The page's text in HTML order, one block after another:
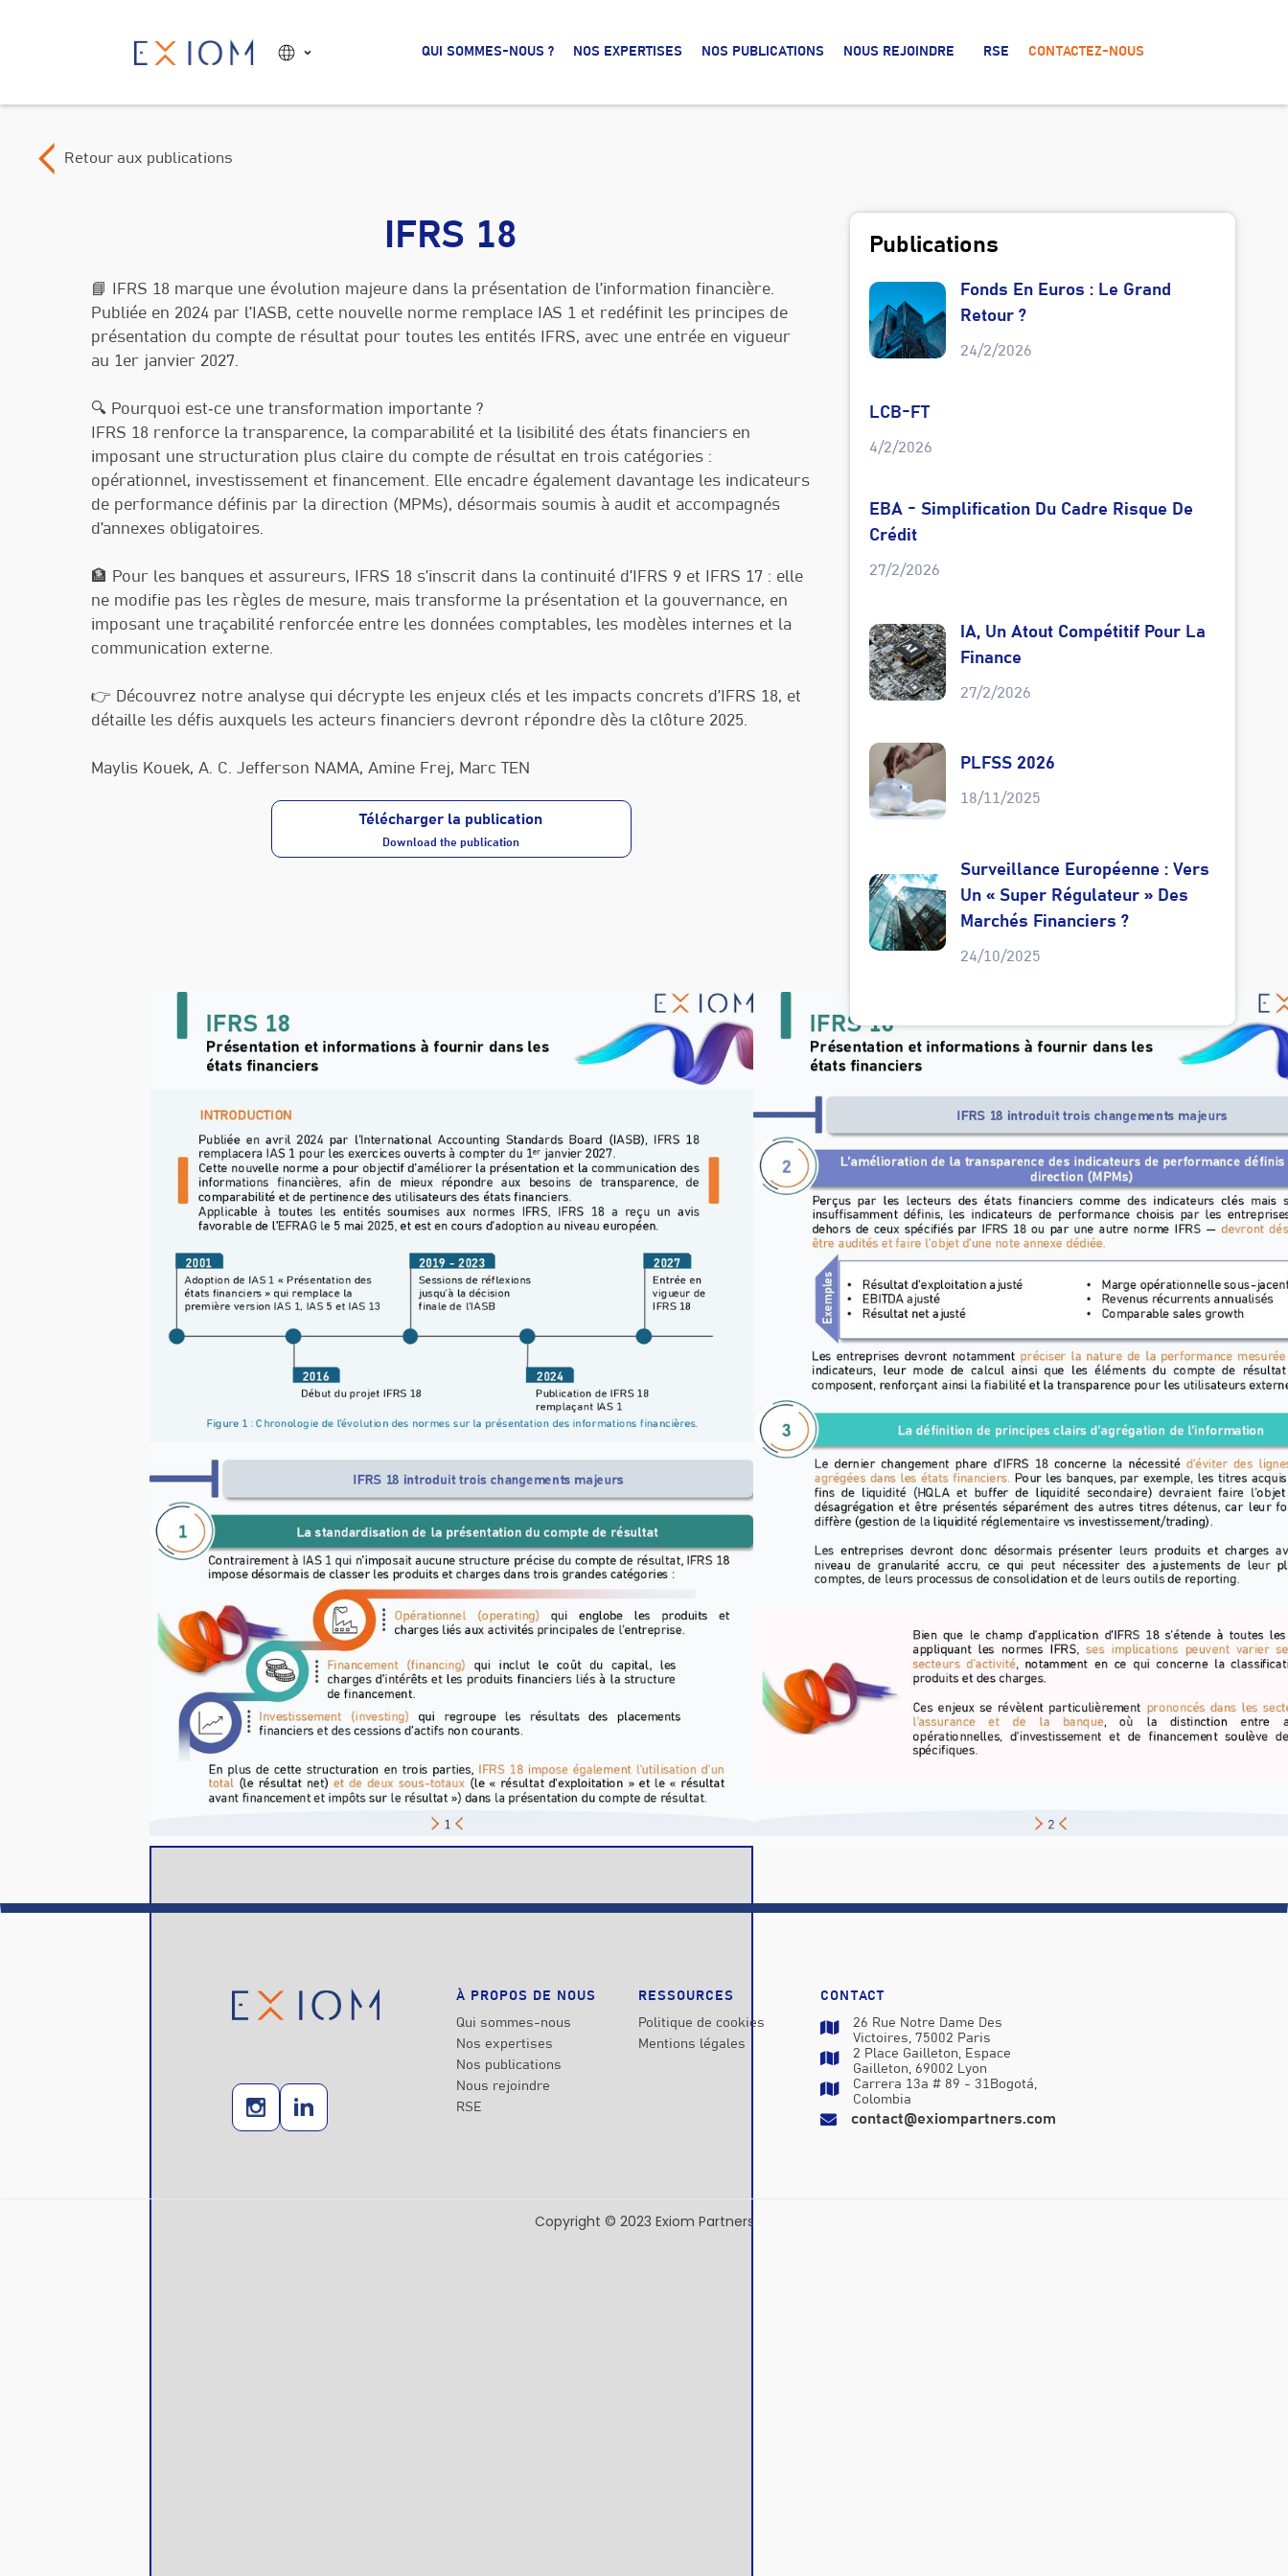
QUI SOMMES-NOUS ? NOS EXPERTISES NOS PUBLICATIONS NOUS REJOINDRE RSE CONTACTEZ-NOUS
Retour aux publications
IFRS 18
📘 IFRS 18 marque une évolution majeure dans la présentation de l’information financière.
Publiée en 2024 par l’IASB, cette nouvelle norme remplace IAS 1 et redéfinit les principes de
présentation du compte de résultat pour toutes les entités IFRS, avec une entrée en vigueur
au 1er janvier 2027.
🔍 Pourquoi est‑ce une transformation importante ?
IFRS 18 renforce la transparence, la comparabilité et la lisibilité des états financiers en
imposant une structuration plus claire du compte de résultat en trois catégories :
opérationnel, investissement et financement. Elle encadre également davantage les indicateurs
de performance définis par la direction (MPMs), désormais soumis à audit et accompagnés
d’annexes obligatoires.
🏦 Pour les banques et assureurs, IFRS 18 s’inscrit dans la continuité d’IFRS 9 et IFRS 17 : elle
ne modifie pas les règles de mesure, mais transforme la présentation et la gouvernance, en
imposant une traçabilité renforcée entre les données comptables, les modèles internes et la
communication externe.
👉 Découvrez notre analyse qui décrypte les enjeux clés et les impacts concrets d’IFRS 18, et
détaille les défis auxquels les acteurs financiers devront répondre dès la clôture 2025.
Maylis Kouek, A. C. Jefferson NAMA, Amine Frej, Marc TEN
Télécharger la publication
Download the publication
Publications
Fonds En Euros : Le Grand
Retour ?
24/2/2026
LCB-FT
4/2/2026
EBA - Simplification Du Cadre Risque De
Crédit
27/2/2026
IA, Un Atout Compétitif Pour La
Finance
27/2/2026
PLFSS 2026
18/11/2025
Surveillance Européenne : Vers
Un « Super Régulateur » Des
Marchés Financiers ?
24/10/2025
À PROPOS DE NOUS
Qui sommes-nous
Nos expertises
Nos publications
Nous rejoindre
RSE
RESSOURCES
Politique de cookies
Mentions légales
CONTACT

26 Rue Notre Dame Des
Victoires, 75002 Paris

2 Place Gailleton, Espace
Gailleton, 69002 Lyon

Carrera 13a # 89 - 31Bogotá,
Colombia
 contact@exiompartners.com
Copyright © 2023 Exiom Partners